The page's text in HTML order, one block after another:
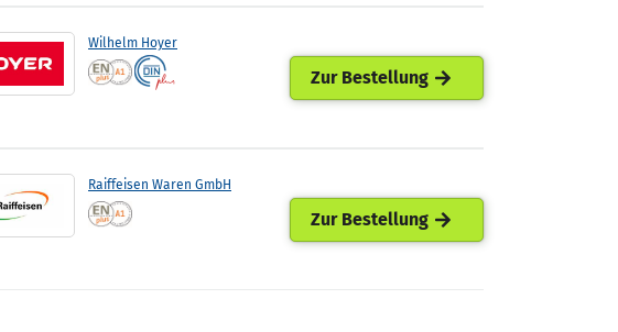
Wilhelm Hoyer
Zur Bestellung
Raiffeisen Waren GmbH
Zur Bestellung